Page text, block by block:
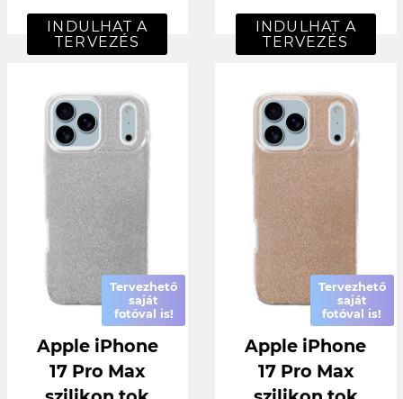
INDULHAT A
TERVEZÉS
INDULHAT A
TERVEZÉS
Tervezhető
saját
fotóval is!
Apple iPhone
17 Pro Max
Tervezhető
saját
fotóval is!
Apple iPhone
17 Pro Max